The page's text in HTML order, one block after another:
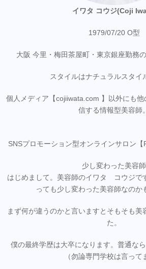
イワタ コウジ(Coji
1979/07/20 O型
大阪 今里・梅田茶屋町・東京銀座勤務
スタイルはナチュラルスタイ
個人メディア【cojiiwata.com 】以外にも
信する情報型美容師。
SNSプロモーション型オンラインサロン【
少し変わった美容師
はじめまして。美容師のイワタ コウジで
っても少し変わった美容師なのか
まず何が違うのかと言いますとそもそも美
た。
僕の最終学歴は大卒になります。普通な
（勿論専門学校は言って